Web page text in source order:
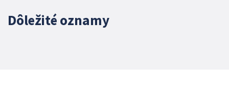
Dôležité oznamy